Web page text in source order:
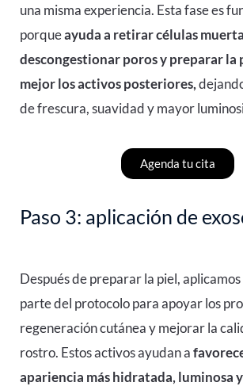
una misma experiencia. Esta fase es
porqueayuda a retirar células
descongestionar poros y preparar la
mejor los activos posteriores,
de frescura, suavidad y mayor
Agenda tu cita
Paso 3: aplicación de
Después de preparar la piel, aplicamos
parte del protocolo para apoyar los
regeneración cutánea y mejorar la
rostro. Estos activos ayudan a
apariencia más hidratada, luminosa